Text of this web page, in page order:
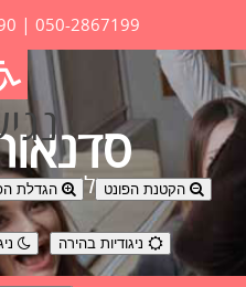
050-2867199
|
הקטנת הפונט הגדלת
ניגודיות בהירה
פעילות